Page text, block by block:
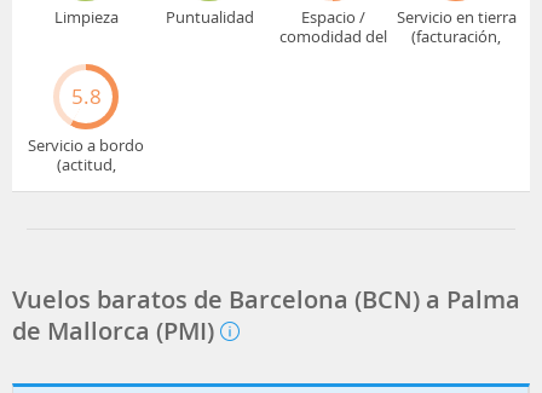
Limpieza Puntualidad
Espacio /
comodidad del
Servicio en tierra
(facturación,
5.8
Servicio a bordo
(actitud,
Vuelos baratos de Barcelona (BCN) a Palma
de Mallorca (PMI)